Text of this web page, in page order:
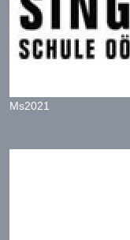
Ms2021